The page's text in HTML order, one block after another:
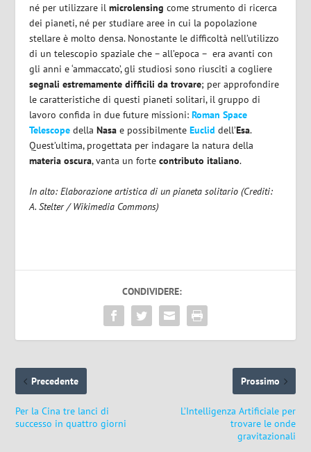
né per utilizzare ilmicrolensing come strumento di ricerca
dei pianeti, né per studiare aree in cui la popolazione
stellare è molto densa. Nonostante le difficoltà nell’utilizzo
di un telescopio spaziale che – all’epoca – era avanti con
gli anni e ‘ammaccato’, gli studiosi sono riusciti a cogliere
segnali estremamente difficili da trovare; per approfondire
le caratteristiche di questi pianeti solitari, il gruppo di
lavoro confida in due future missioni:Roman Space
Telescope della Nasa e possibilmente Euclid dell’Esa.
Quest’ultima, progettata per indagare la natura della
materia oscura, vanta un fortecontributo italiano.
In alto: Elaborazione artistica di un pianeta solitario (Crediti:
A. Stelter / Wikimedia Commons)
CONDIVIDERE:
Precedente
Per la Cina tre lanci di
successo in quattro giorni
Prossimo
L’Intelligenza Artificiale per
trovare le onde
gravitazionali